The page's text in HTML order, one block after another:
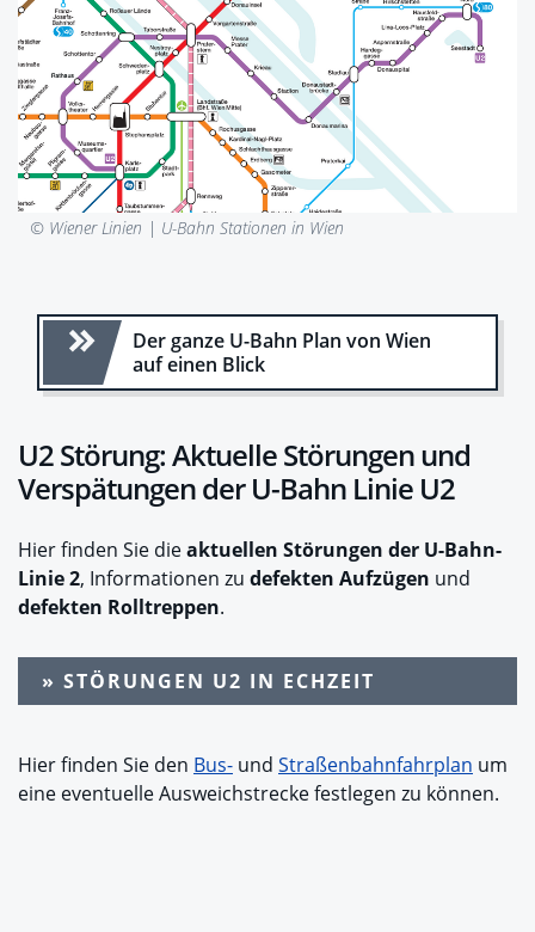
© Wiener Linien | U-Bahn Stationen in Wien
Der ganze U-Bahn Plan von Wien
auf einen Blick
U2 Störung: Aktuelle Störungen und
Verspätungen der U-Bahn Linie U2
Hier finden Sie dieaktuellen Störungen der U-Bahn-
Linie 2, Informationen zu defekten Aufzügen und
defekten Rolltreppen.
» STÖRUNGEN U2 IN ECHZEIT
Hier finden Sie den Bus- und Straßenbahnfahrplan um
eine eventuelle Ausweichstrecke festlegen zu können.